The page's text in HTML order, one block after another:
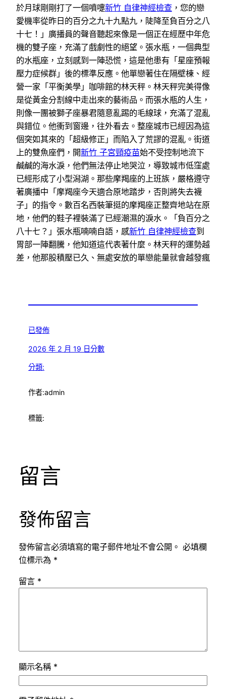
於月球剛剛打了一個噴嚏新竹 自律神經檢查 ，您的戀
愛機率從昨日的百分之九十九點九，陡降至負百分之八
十七！」廣播員的聲音聽起來像是一個正在經歷中年危
機的雙子座，充滿了戲劇性的絕望。張水瓶，一個典型
的水瓶座，立刻感到一陣恐慌，這是他患有「星座預報
壓力症候群」後的標準反應。他單戀著住在隔壁棟、經
營一家「平衡美學」咖啡館的林天秤。林天秤完美得像
是從黃金分割線中走出來的藝術品。而張水瓶的人生，
則像一團被獅子座暴君隨意亂踢的毛線球，充滿了混亂
與錯位。他衝到窗邊，往外看去。整座城市已經因為這
個突如其來的「超級修正」而陷入了荒謬的混亂。街道
上的雙魚座們，開新竹 子宮頸疫苗始不受控制地流下
鹹鹹的海水淚，他們無法停止地哭泣，導致城市低窪處
已經形成了小型潟湖。那些摩羯座的上班族，嚴格遵守
著廣播中「摩羯座今天適合原地踏步，否則將失去襪
子」的指令。數百名西裝筆挺的摩羯座正整齊地站在原
地，他們的鞋子裡裝滿了已經潮濕的淚水。「負百分之
八十七？」張水瓶喃喃自語，感新竹 自律神經檢查到
胃部一陣翻騰，他知道這代表著什麼。林天秤的運勢越
差，他那股積壓已久、無處安放的單戀能量就會越發瘋
已發佈
2026 年 2 月 19 日
分類:
分數
作者:admin
標籤:
留言
發佈留言
發佈留言必須填寫的電子郵件地址不會公開。 必填欄
位標示為 *
留言 *
顯示名稱 *